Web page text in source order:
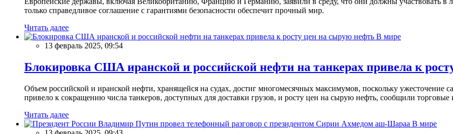
только справедливое соглашение с гарантиями безопасности обеспечит прочный мир.
Читать далее
В мире
13 февраль 2025, 09:54
Блокировка США иранской и российской нефти на танкерах привела к
Объем российской и иранской нефти, хранящейся на судах, достиг многомесячных максимумов, поскольку
привело к сокращению числа танкеров, доступных для доставки грузов, и росту цен на сырую нефть, сообщили торговые
Читать далее
В мире